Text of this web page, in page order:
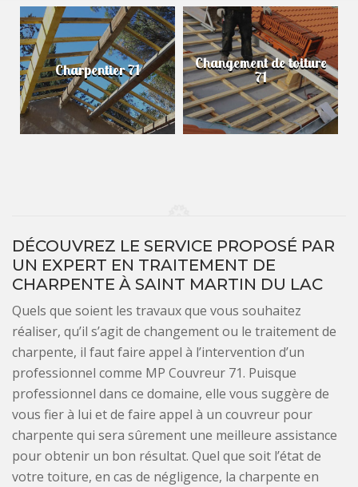
Charpentier 71 Changement de toiture
71
DÉCOUVREZ LE SERVICE PROPOSÉ PAR
UN EXPERT EN TRAITEMENT DE
CHARPENTE À SAINT MARTIN DU LAC
Quels que soient les travaux que vous souhaitez
réaliser, qu’il s’agit de changement ou le traitement de
charpente, il faut faire appel à l’intervention d’un
professionnel comme MP Couvreur 71. Puisque
professionnel dans ce domaine, elle vous suggère de
vous fier à lui et de faire appel à un couvreur pour
charpente qui sera sûrement une meilleure assistance
pour obtenir un bon résultat. Quel que soit l’état de
votre toiture, en cas de négligence, la charpente en